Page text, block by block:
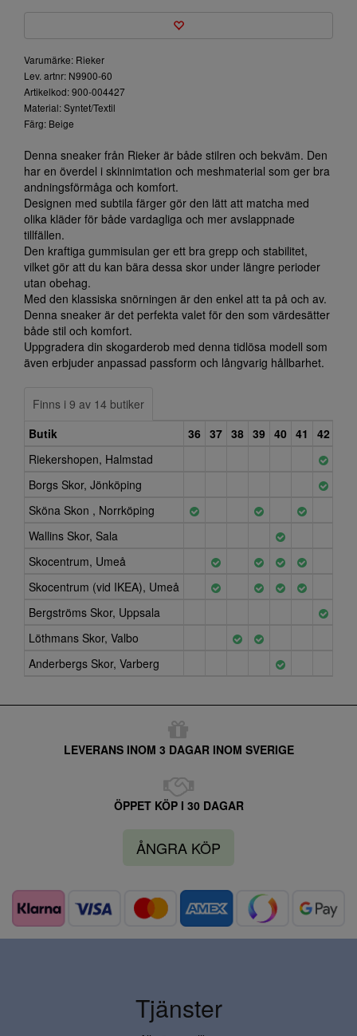
Varumärke: Rieker
Lev. artnr: N9900-60
Artikelkod: 900-004427
Material: Syntet/Textil
Färg: Beige
Denna sneaker från Rieker är både stilren och bekväm. Den
har en överdel i skinnimtation och meshmaterial som ger bra
andningsförmåga och komfort.
Designen med subtila färger gör den lätt att matcha med
olika kläder för både vardagliga och mer avslappnade
tillfällen.
Den kraftiga gummisulan ger ett bra grepp och stabilitet,
vilket gör att du kan bära dessa skor under längre perioder
utan obehag.
Med den klassiska snörningen är den enkel att ta på och av.
Denna sneaker är det perfekta valet för den som värdesätter
både stil och komfort.
Uppgradera din skogarderob med denna tidlösa modell som
även erbjuder anpassad passform och långvarig hållbarhet.
Finns i 9 av 14 butiker
Butik
36 37 38 39 40 41 42
Riekershopen, Halmstad
Borgs Skor, Jönköping
Sköna Skon , Norrköping
Wallins Skor, Sala
Skocentrum, Umeå
Skocentrum (vid IKEA), Umeå
Bergströms Skor, Uppsala
Löthmans Skor, Valbo
Anderbergs Skor, Varberg
LEVERANS INOM 3 DAGAR INOM SVERIGE
ÖPPET KÖP I 30 DAGAR
ÅNGRA KÖP
Tjänster